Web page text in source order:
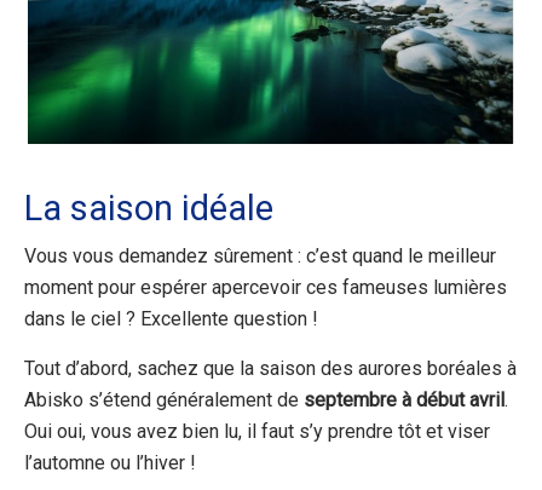
La saison idéale
Vous vous demandez sûrement : c’est quand le meilleur
moment pour espérer apercevoir ces fameuses lumières
dans le ciel ? Excellente question !
Tout d’abord, sachez que la saison des aurores boréales à
Abisko s’étend généralement de septembre à début avril.
Oui oui, vous avez bien lu, il faut s’y prendre tôt et viser
l’automne ou l’hiver !